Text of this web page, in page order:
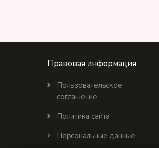
Правовая информация
Пользовательское
соглашение
Политика сайта
Персональные данные